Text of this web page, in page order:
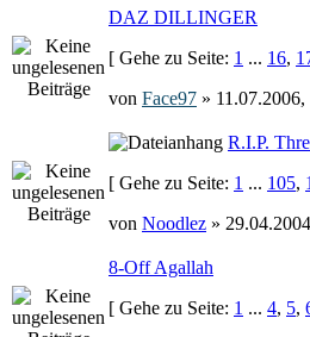
DAZ DILLINGER
[ Gehe zu Seite: 1 ... 16,
von Face97 » 11.07.2006,
R.I.P.
[ Gehe zu Seite: 1 ... 105,
von Noodlez »
8-Off Agallah
[ Gehe zu Seite: 1 ... 4, 5,